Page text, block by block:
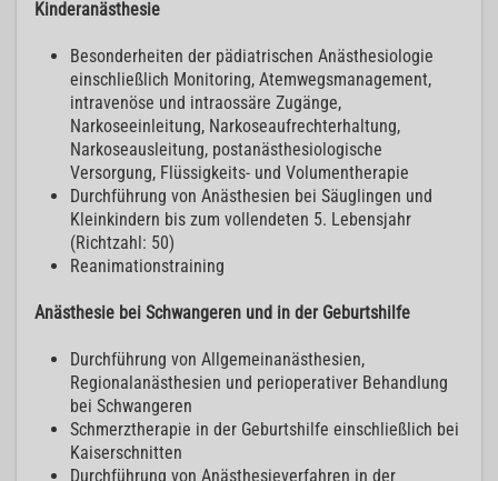
Kinderanästhesie
Besonderheiten der pädiatrischen Anästhesiologie
einschließlich Monitoring, Atemwegsmanagement,
intravenöse und intraossäre Zugänge,
Narkoseeinleitung, Narkoseaufrechterhaltung,
Narkoseausleitung, postanästhesiologische
Versorgung, Flüssigkeits- und Volumentherapie
Durchführung von Anästhesien bei Säuglingen und
Kleinkindern bis zum vollendeten 5. Lebensjahr
(Richtzahl: 50)
Reanimationstraining
Anästhesie bei Schwangeren und in der Geburtshilfe
Durchführung von Allgemeinanästhesien,
Regionalanästhesien und perioperativer Behandlung
bei Schwangeren
Schmerztherapie in der Geburtshilfe einschließlich bei
Kaiserschnitten
Durchführung von Anästhesieverfahren in der